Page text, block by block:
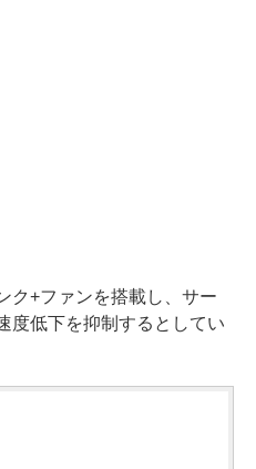
+ファンを搭載し、サー
度低下を抑制するとしてい